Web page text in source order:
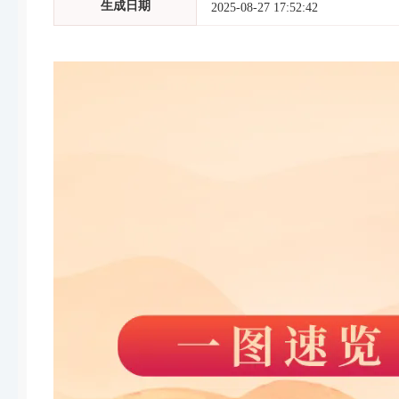
生成日期 2025-08-27 17:52:42